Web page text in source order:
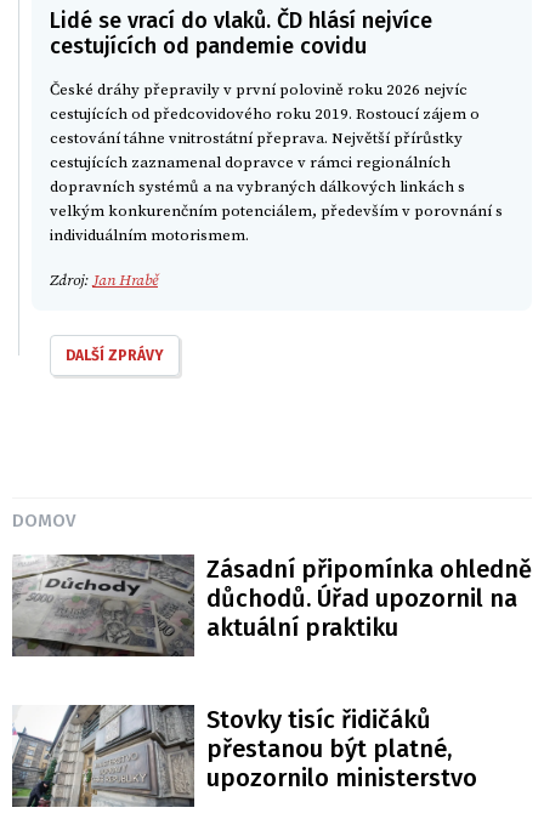
Lidé se vrací do vlaků. ČD hlásí nejvíce
cestujících od pandemie covidu
České dráhy přepravily v první polovině roku 2026 nejvíc
cestujících od předcovidového roku 2019. Rostoucí zájem o
cestování táhne vnitrostátní přeprava. Největší přírůstky
cestujících zaznamenal dopravce v rámci regionálních
dopravních systémů a na vybraných dálkových linkách s
velkým konkurenčním potenciálem, především v porovnání s
individuálním motorismem.
Zdroj: Jan Hrabě
DALŠÍ ZPRÁVY
DOMOV
Zásadní připomínka ohledně
důchodů. Úřad upozornil na
aktuální praktiku
Stovky tisíc řidičáků
přestanou být platné,
upozornilo ministerstvo